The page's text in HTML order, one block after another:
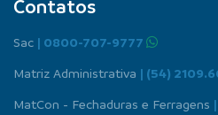
Contatos
Sac | 0800-707-9777
Matriz Administrativa | (54)
MatCon - Fechaduras e Ferragens